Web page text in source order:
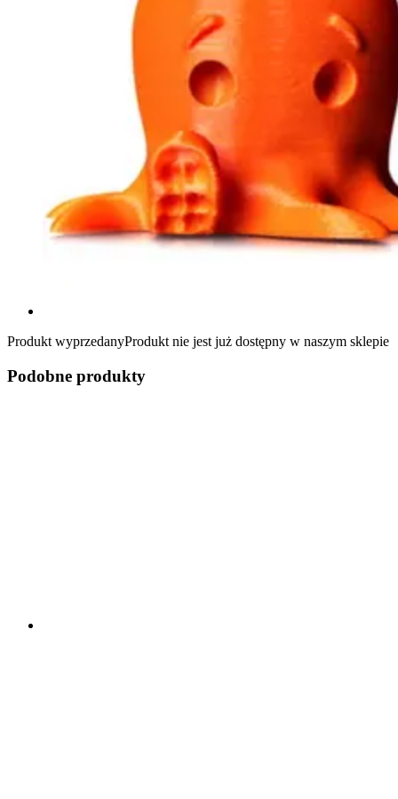
Produkt wyprzedanyProdukt nie jest już dostępny w naszym sklepie
Podobne produkty